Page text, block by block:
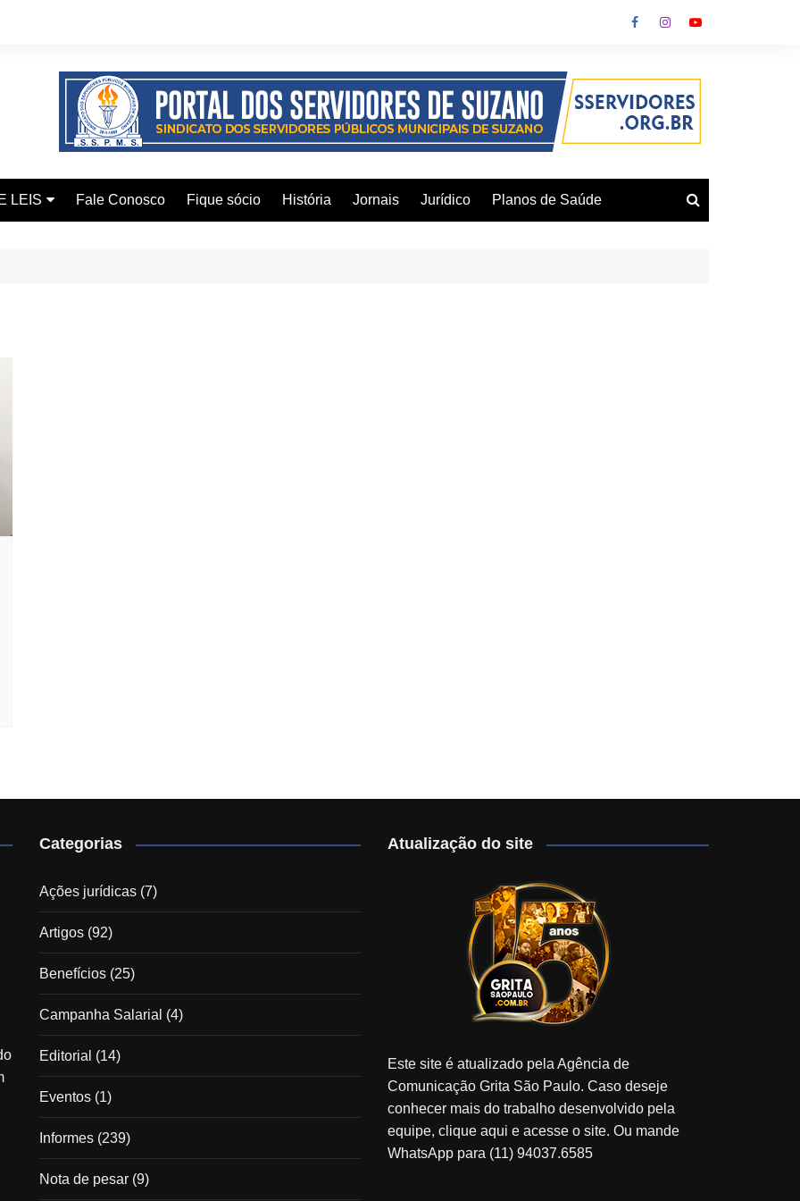
LEIS Fale Conosco Fique sócio História Jornais Jurídico Planos de Saúde
Categorias
Ações jurídicas (7)
Artigos (92)
Benefícios (25)
Campanha Salarial (4)
Editorial (14)
Eventos (1)
Informes (239)
Nota de pesar (9)
Atualização do site
Este site é atualizado pela Agência de
Comunicação Grita São Paulo. Caso deseje
conhecer mais do trabalho desenvolvido pela
equipe, clique aqui e acesse o site. Ou mande
WhatsApp para (11) 94037.6585